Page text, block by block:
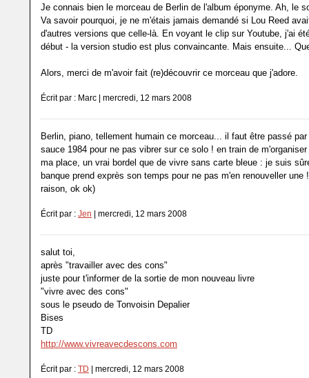
Je connais bien le morceau de Berlin de l'album éponyme. Ah, le
Va savoir pourquoi, je ne m'étais jamais demandé si Lou Reed
d'autres versions que celle-là. En voyant le clip sur Youtube, j'ai
début - la version studio est plus convaincante. Mais ensuite...
Alors, merci de m'avoir fait (re)découvrir ce morceau que j'adore.
Écrit par : Marc | mercredi, 12 mars 2008
Berlin, piano, tellement humain ce morceau... il faut être passé
sauce 1984 pour ne pas vibrer sur ce solo ! en train de m'organiser
ma place, un vrai bordel que de vivre sans carte bleue : je suis
banque prend exprès son temps pour ne pas m'en renouveller une
raison, ok ok)
Écrit par : Jen | mercredi, 12 mars 2008
salut toi,
après "travailler avec des cons"
juste pour t'informer de la sortie de mon nouveau livre
"vivre avec des cons"
sous le pseudo de Tonvoisin Depalier
Bises
TD
http://www.vivreavecdescons.com
Écrit par : TD | mercredi, 12 mars 2008